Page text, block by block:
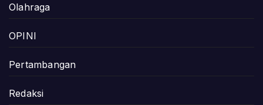
Olahraga
OPINI
Pertambangan
Redaksi